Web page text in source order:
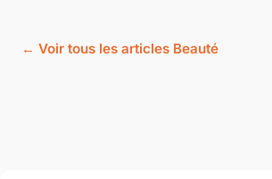
← Voir tous les articles Beauté